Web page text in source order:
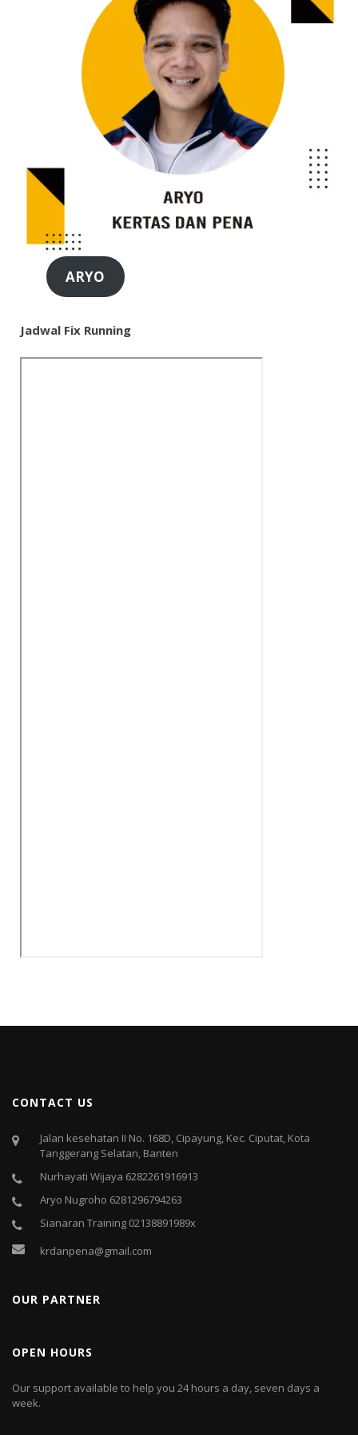
ARYO
Jadwal Fix Running
CONTACT US
Jalan kesehatan II No. 168D, Cipayung, Kec. Ciputat, Kota
Tanggerang Selatan, Banten
Nurhayati Wijaya 6282261916913
Aryo Nugroho 6281296794263
Sianaran Training 02138891989x
krdanpena@gmail.com
OUR PARTNER
OPEN HOURS
Our support available to help you 24 hours a day, seven days a
week.